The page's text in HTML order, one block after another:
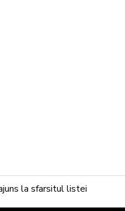
la sfarsitul listei